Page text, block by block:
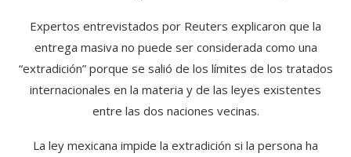
Expertos entrevistados por Reuters explicaron que la
entrega masiva no puede ser considerada como una
“extradición” porque se salió de los límites de los tratados
internacionales en la materia y de las leyes existentes
entre las dos naciones vecinas.
La ley mexicana impide la extradición si la persona ha